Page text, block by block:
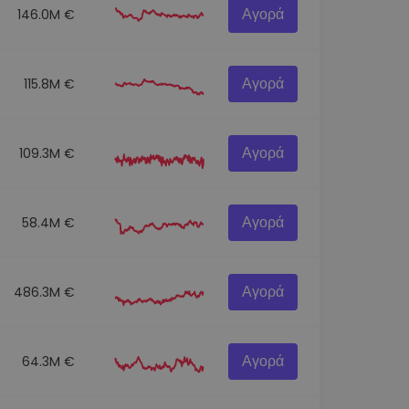
146.0M € Αγορά
115.8M € Αγορά
109.3M € Αγορά
58.4M € Αγορά
486.3M € Αγορά
64.3M € Αγορά